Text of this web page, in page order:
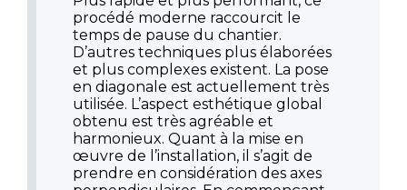
procédé moderne raccourcit le
temps de pause du chantier.
D’autres techniques plus élaborées
et plus complexes existent. La pose
en diagonale est actuellement très
utilisée. L’aspect esthétique global
obtenu est très agréable et
harmonieux. Quant à la mise en
œuvre de l’installation, il s’agit de
prendre en considération des axes